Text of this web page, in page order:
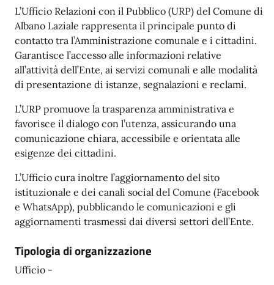
L’Ufficio Relazioni con il Pubblico (URP) del Comune di
Albano Laziale rappresenta il principale punto di
contatto tra l’Amministrazione comunale e i cittadini.
Garantisce l’accesso alle informazioni relative
all’attività dell’Ente, ai servizi comunali e alle modalità
di presentazione di istanze, segnalazioni e reclami.
L’URP promuove la trasparenza amministrativa e
favorisce il dialogo con l’utenza, assicurando una
comunicazione chiara, accessibile e orientata alle
esigenze dei cittadini.
L’Ufficio cura inoltre l’aggiornamento del sito
istituzionale e dei canali social del Comune (Facebook
e WhatsApp), pubblicando le comunicazioni e gli
aggiornamenti trasmessi dai diversi settori dell’Ente.
Tipologia di organizzazione
Ufficio -